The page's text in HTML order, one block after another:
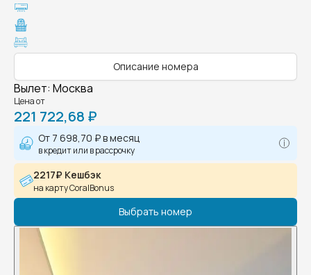
Описание номера
Вылет: Москва
Цена от
221 722,68 ₽
От 7 698,70 ₽в месяц
в кредит или в рассрочку
2217₽ Кешбэк
на карту CoralBonus
Выбрать номер